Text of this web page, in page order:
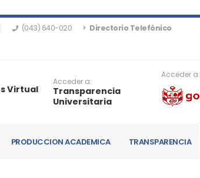
(043) 640-020 Directorio Telefónico
Virtual
Acceder a:
Transparencia
Universitaria
Acceder a:
PRODUCCION ACADEMICA TRANSPARENCIA